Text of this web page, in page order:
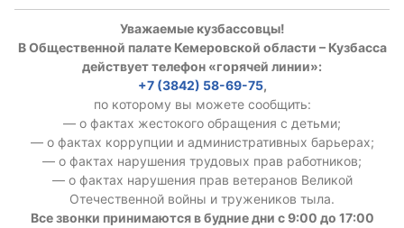
Уважаемые кузбассовцы!
В Общественной палате Кемеровской области – Кузбасса
действует телефон «горячей линии»:
+7 (3842) 58-69-75,
по которому вы можете сообщить:
— о фактах жестокого обращения с детьми;
— о фактах коррупции и административных барьерах;
— о фактах нарушения трудовых прав работников;
— о фактах нарушения прав ветеранов Великой
Отечественной войны и тружеников тыла.
Все звонки принимаются в будние дни с 9:00 до 17:00